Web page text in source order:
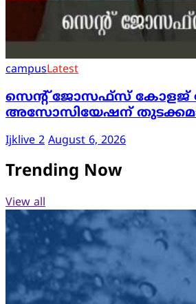
campusLatest
സെന്റ് ജോസഫ്സ് കോളജ്
അസോസിയേഷന്
Ijklive 2 August 6, 2026
Trending Now
View all